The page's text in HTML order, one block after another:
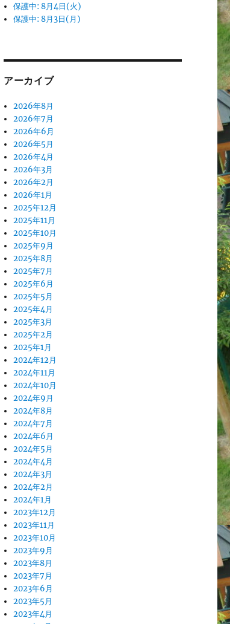
保護中: 8月4日(火)
保護中: 8月3日(月)
アーカイブ
2026年8月
2026年7月
2026年6月
2026年5月
2026年4月
2026年3月
2026年2月
2026年1月
2025年12月
2025年11月
2025年10月
2025年9月
2025年8月
2025年7月
2025年6月
2025年5月
2025年4月
2025年3月
2025年2月
2025年1月
2024年12月
2024年11月
2024年10月
2024年9月
2024年8月
2024年7月
2024年6月
2024年5月
2024年4月
2024年3月
2024年2月
2024年1月
2023年12月
2023年11月
2023年10月
2023年9月
2023年8月
2023年7月
2023年6月
2023年5月
2023年4月